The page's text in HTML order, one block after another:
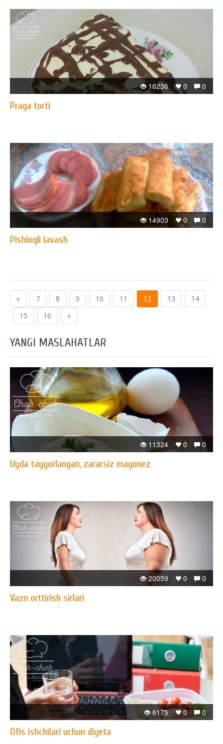
0
0
16236
Praga torti
0
0
14903
Pishloqli lavash
« 7 8 9 10 11 12 13
14
15
16 »
YANGI MASLAHATLAR
0
0
11324
Uyda tayyorlangan, zararsiz mayonez
0
0
20059
Vazn orttirish sirlari
0
0
8175
Ofis ishchilari uchun diyeta